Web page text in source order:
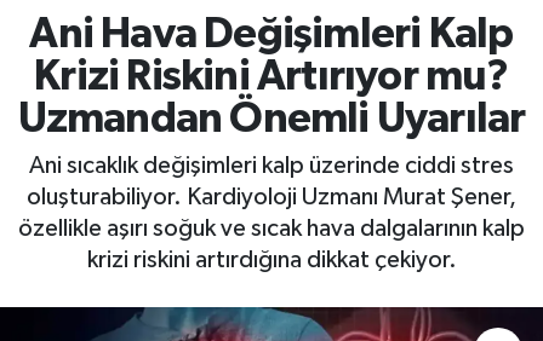
Ani Hava Değişimleri Kalp
Krizi Riskini Artırıyor mu?
Uzmandan Önemli Uyarılar
Ani sıcaklık değişimleri kalp üzerinde ciddi stres
oluşturabiliyor. Kardiyoloji Uzmanı Murat Şener,
özellikle aşırı soğuk ve sıcak hava dalgalarının kalp
krizi riskini artırdığına dikkat çekiyor.